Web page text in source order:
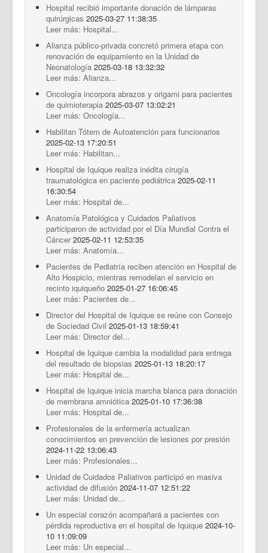
Hospital recibió importante donación de lámparas
quirúrgicas 2025-03-27 11:38:35
Leer más: Hospital...
Alianza público-privada concretó primera etapa con
renovación de equipamiento en la Unidad de
Neonatología 2025-03-18 13:32:32
Leer más: Alianza...
Oncología incorpora abrazos y origami para pacientes
de quimioterapia 2025-03-07 13:02:21
Leer más: Oncología...
Habilitan Tótem de Autoatención para funcionarios
2025-02-13 17:20:51
Leer más: Habilitan...
Hospital de Iquique realiza inédita cirugía
traumatológica en paciente pediátrica 2025-02-11
16:30:54
Leer más: Hospital de...
Anatomía Patológica y Cuidados Paliativos
participaron de actividad por el Día Mundial Contra el
Cáncer 2025-02-11 12:53:35
Leer más: Anatomía...
Pacientes de Pediatría reciben atención en Hospital de
Alto Hospicio, mientras remodelan el servicio en
recinto iquiqueño 2025-01-27 16:06:45
Leer más: Pacientes de...
Director del Hospital de Iquique se reúne con Consejo
de Sociedad Civil 2025-01-13 18:59:41
Leer más: Director del...
Hospital de Iquique cambia la modalidad para entrega
del resultado de biopsias 2025-01-13 18:20:17
Leer más: Hospital de...
Hospital de Iquique inicia marcha blanca para donación
de membrana amniótica 2025-01-10 17:36:38
Leer más: Hospital de...
Profesionales de la enfermería actualizan
conocimientos en prevención de lesiones por presión
2024-11-22 13:06:43
Leer más: Profesionales...
Unidad de Cuidados Paliativos participó en masiva
actividad de difusión 2024-11-07 12:51:22
Leer más: Unidad de...
Un especial corazón acompañará a pacientes con
pérdida reproductiva en el hospital de Iquique 2024-10-
10 11:09:09
Leer más: Un especial...